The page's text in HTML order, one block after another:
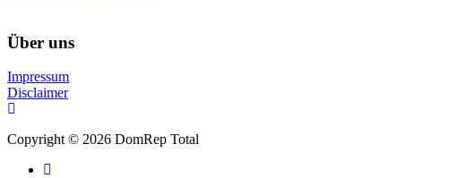
Über uns
Impressum
Disclaimer
Copyright © 2026 DomRep Total